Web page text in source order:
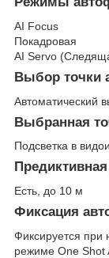
AI Focus
Покадровая
AI Servo
Выбор точки
Автоматический
Выбранная
Подсветка в
Есть, до 10 м
Фиксация
Фиксируется при
режиме One Shot